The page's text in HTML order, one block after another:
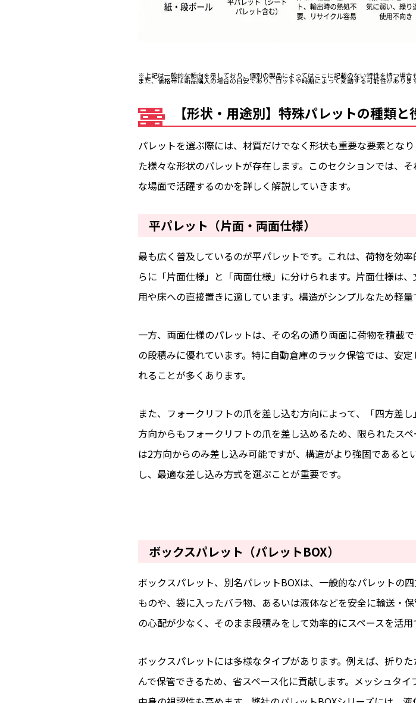
※上記は一般的な傾向を示しており、個別の製品によってはここに記載のない特性を持つ場合
また、価格帯は新品購入の場合の目安であり、ロットや時期によって変動する可能性がありま
【形状・用途別】特殊パレットの種類と
パレットを選ぶ際には、材質だけでなく形状も重要な要素とな
た様々な形状のパレットが存在します。このセクションでは、
な場面で活躍するのかを詳しく解説していきます。
平パレット（片面・両面仕様）
最も広く普及しているのが平パレットです。これは、荷物を効
らに「片面仕様」と「両面仕様」に分けられます。片面仕様は
用や床への直接置きに適しています。構造がシンプルなため軽
一方、両面仕様のパレットは、その名の通り両面に荷物を積載
の段積みに優れています。特に自動倉庫のラック保管では、安
れることが多くあります。
また、フォークリフトの爪を差し込む方向によって、「四方差
方向からもフォークリフトの爪を差し込めるため、限られたス
は2方向からのみ差し込み可能ですが、構造がより強固である
し、最適な差し込み方式を選ぶことが重要です。
ボックスパレット（パレットBOX）
ボックスパレット、別名パレットBOXは、一般的なパレットの
ものや、袋に入ったバラ物、あるいは液体などを安全に輸送・
の心配が少なく、そのまま段積みをして効率的にスペースを活用
ボックスパレットには多様なタイプがあります。例えば、折り
んで保管できるため、省スペース化に貢献します。メッシュタ